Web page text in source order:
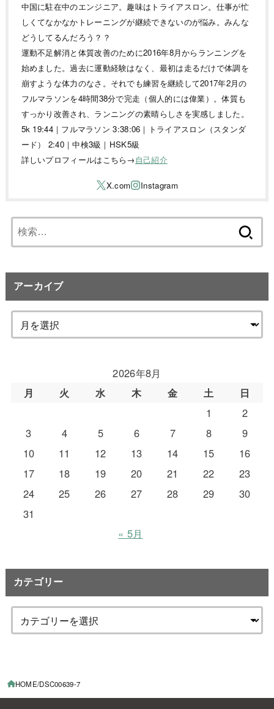
中国に駐在中のエンジニア。趣味はトライアスロン。仕事が忙
しくてなかなかトレーニングが継続できないのが悩み。みんな
どうしてるんだろう？？
運動不足解消と体質改善のために2016年8月からランニングを
始めました。過去に運動経験はなく、最初は走るだけで体調を
崩すような体力のなさ。それでも練習を継続して2017年2月の
フルマラソンを4時間38分で完走（個人的には偉業）。体質も
すっかり改善され、ランニングの素晴らしさを実感しました。
5k 19:44｜フルマラソン 3:38:06｜トライアスロン（スタンダ
ード） 2:40｜中検3級｜HSK5級
詳しいプロフィールはこちら→自己紹介
索:
アーカイブ
2026年8月
月
火 水 木 金 土
日
1
2
3
4 5 6 7 8
9
10
11 12 13 14 15
16
17
18 19 20 21 22
23
24
25 26 27 28 29
30
31
« 5月
カテゴリー
HOME DSC00639-7